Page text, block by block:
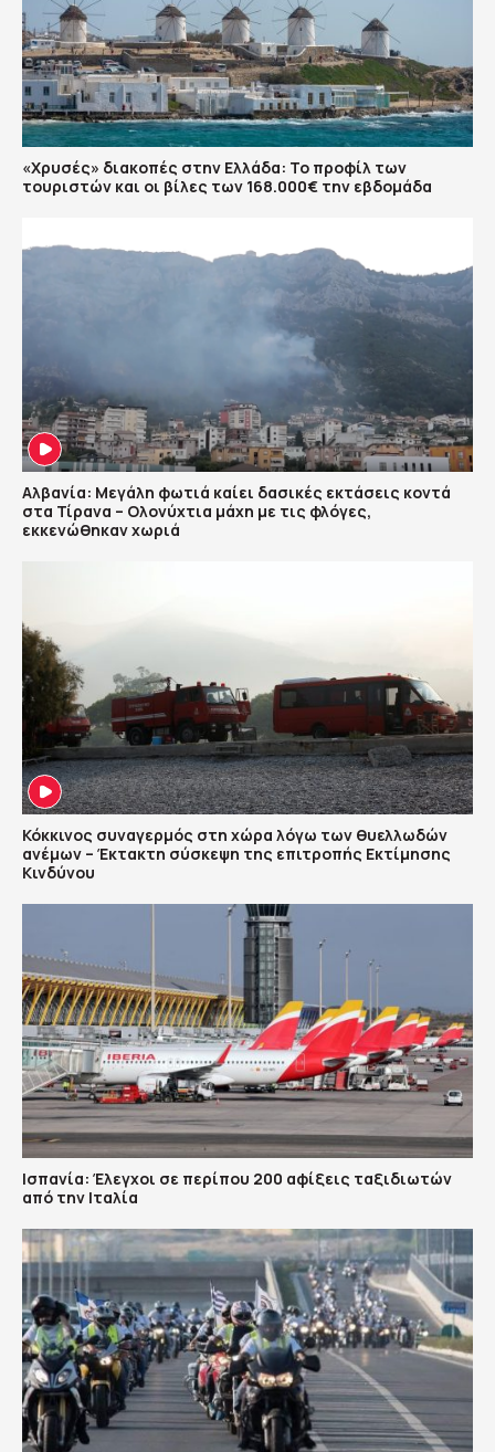
«Χρυσές» διακοπές στην Ελλάδα: Το προφίλ των
τουριστών και οι βίλες των 168.000€ την εβδομάδα
Αλβανία: Μεγάλη φωτιά καίει δασικές εκτάσεις κοντά
στα Τίρανα – Ολονύχτια μάχη με τις φλόγες,
εκκενώθηκαν χωριά
Κόκκινος συναγερμός στη χώρα λόγω των θυελλωδών
ανέμων – Έκτακτη σύσκεψη της επιτροπής Εκτίμησης
Κινδύνου
Ισπανία: Έλεγχοι σε περίπου 200 αφίξεις ταξιδιωτών
από την Ιταλία